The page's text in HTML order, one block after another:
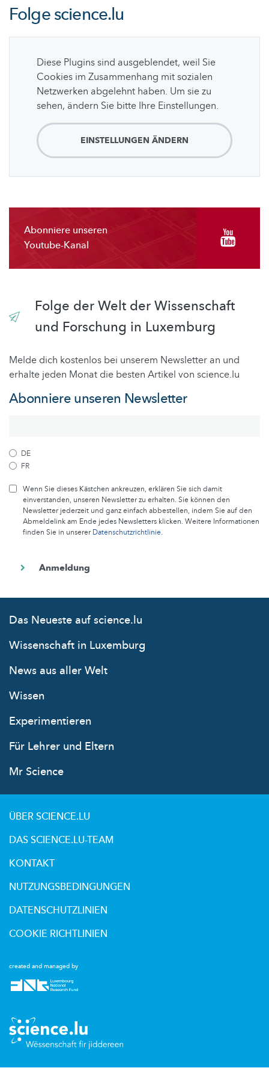
Folgescience.lu
Diese Plugins sind ausgeblendet, weil Sie
Cookies im Zusammenhang mit sozialen
Netzwerken abgelehnt haben. Um sie zu
sehen, ändern Sie bitte Ihre Einstellungen.
EINSTELLUNGEN ÄNDERN
Abonniere unseren
Youtube-Kanal
Folge der Welt der Wissenschaft
und Forschung in Luxemburg
Melde dich kostenlos bei unserem Newsletter an und
erhalte jeden Monat die besten Artikel von science.lu
Abonniere unseren Newsletter
DE
FR
Wenn Sie dieses Kästchen ankreuzen, erklären Sie sich damit
einverstanden, unseren Newsletter zu erhalten. Sie können den
Newsletter jederzeit und ganz einfach abbestellen, indem Sie auf den
Abmeldelink am Ende jedes Newsletters klicken. Weitere Informationen
finden Sie in unsererDatenschutzrichtlinie.
Das Neueste auf science.lu
Wissenschaft in Luxemburg
News aus aller Welt
Wissen
Experimentieren
Für Lehrer und Eltern
Mr Science
created and managed by
ÜBER SCIENCE.LU
DAS SCIENCE.LU-TEAM
KONTAKT
NUTZUNGSBEDINGUNGEN
DATENSCHUTZLINIEN
COOKIE RICHTLINIEN